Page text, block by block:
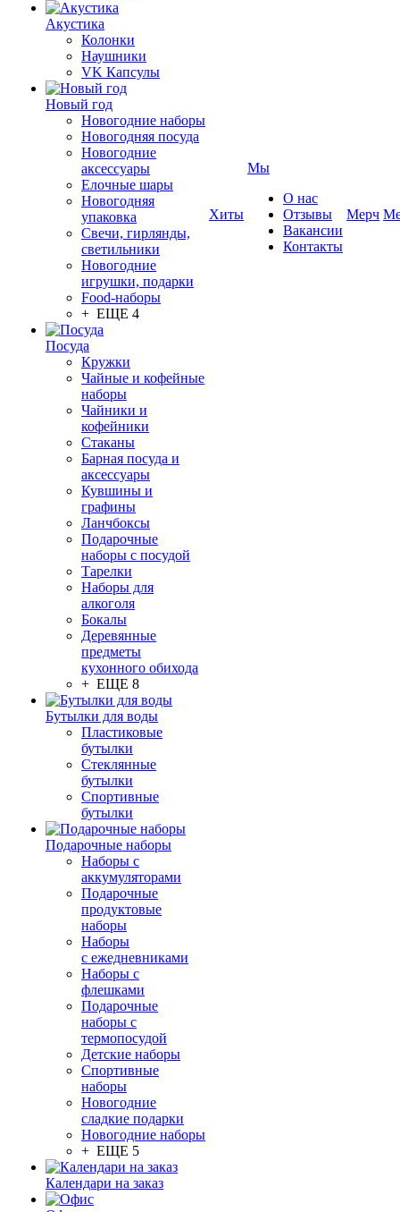
Акустика
Колонки
Наушники
VK Капсулы
Новый год
Новогодние наборы
Новогодняя посуда
Новогодние
аксессуары
Елочные шары
Новогодняя
упаковка
Свечи, гирлянды,
светильники
Новогодние
игрушки, подарки
Food-наборы
+ ЕЩЕ 4
Посуда
Кружки
Чайные и кофейные
наборы
Чайники и
кофейники
Стаканы
Барная посуда и
аксессуары
Кувшины и
графины
Ланчбоксы
Подарочные
наборы с посудой
Тарелки
Наборы для
алкоголя
Бокалы
Деревянные
предметы
кухонного обихода
+ ЕЩЕ 8
Бутылки для воды
Пластиковые
бутылки
Стеклянные
бутылки
Спортивные
бутылки
Подарочные наборы
Наборы с
аккумуляторами
Подарочные
продуктовые
наборы
Наборы
с ежедневниками
Наборы с
флешками
Подарочные
наборы с
термопосудой
Детские наборы
Спортивные
наборы
Новогодние
сладкие подарки
Новогодние наборы
+ ЕЩЕ 5
Календари на заказ
Хиты
Мы
О нас
Отзывы
Вакансии
Контакты
Мерч